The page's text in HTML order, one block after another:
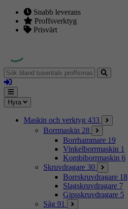
Snabb leverans
Proffsverktyg
Prisvärt
Sök
bland
tusentals
proffsmaskiner
Logga
in
Mina
sidor
Meny
Hyra
Maskin och verktyg 433
Borrmaskin 28
Borrhammare 19
Vinkelborrmaskin 1
Kombiborrmaskin 6
Skruvdragare 30
Borrskruvdragare 18
Slagskruvdragare 7
Gipsskruvdragare 5
Såg 91